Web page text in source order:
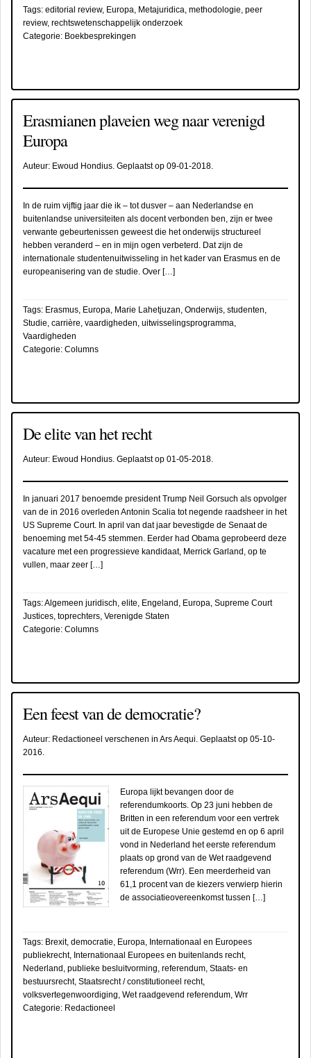
Tags: editorial review, Europa, Metajuridica, methodologie, peer
review, rechtswetenschappelijk onderzoek
Categorie: Boekbesprekingen
Erasmianen plaveien weg naar verenigd
Europa
Auteur: Ewoud Hondius. Geplaatst op 09-01-2018.
In de ruim vijftig jaar die ik – tot dusver – aan Nederlandse en
buitenlandse universiteiten als docent verbonden ben, zijn er twee
verwante gebeurtenissen geweest die het onderwijs structureel
hebben veranderd – en in mijn ogen verbeterd. Dat zijn de
internationale studentenuitwisseling in het kader van Erasmus en de
europeanisering van de studie. Over […]
Tags: Erasmus, Europa, Marie Lahetjuzan, Onderwijs, studenten,
Studie, carrière, vaardigheden, uitwisselingsprogramma,
Vaardigheden
Categorie: Columns
De elite van het recht
Auteur: Ewoud Hondius. Geplaatst op 01-05-2018.
In januari 2017 benoemde president Trump Neil Gorsuch als opvolger
van de in 2016 overleden Antonin Scalia tot negende raadsheer in het
US Supreme Court. In april van dat jaar bevestigde de Senaat de
benoeming met 54-45 stemmen. Eerder had Obama geprobeerd deze
vacature met een progressieve kandidaat, Merrick Garland, op te
vullen, maar zeer […]
Tags:Algemeen juridisch, elite, Engeland, Europa, Supreme Court
Justices, toprechters, Verenigde Staten
Categorie: Columns
Een feest van de democratie?
Auteur: Redactioneel verschenen in Ars Aequi . Geplaatst op 05-10-
2016
Europa lijkt bevangen door de
referendumkoorts. Op 23 juni hebben de
Britten in een referendum voor een vertrek
uit de Europese Unie gestemd en op 6 april
vond in Nederland het eerste referendum
plaats op grond van de Wet raadgevend
referendum (Wrr). Een meerderheid van
61,1 procent van de kiezers verwierp hierin
de associatieovereenkomst tussen […]
Tags: Brexit, democratie Europa Internationaal en Europees
publiekrecht, Internationaal Europees en buitenlands recht,
Nederland publieke besluitvorming referendum Staats- en
bestuursrecht, Staatsrecht / constitutioneel recht,
volksvertegenwoordiging Wet raadgevend referendum Wrr
Categorie: Redactioneel